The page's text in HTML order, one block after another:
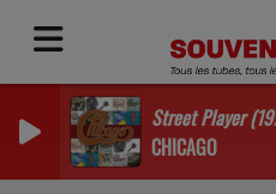
Street Player
CHICAGO